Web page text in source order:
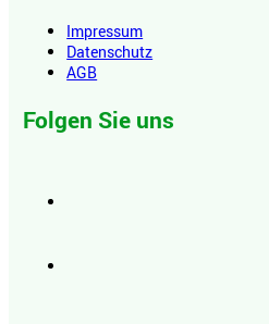
Impressum
Datenschutz
AGB
Folgen Sie uns